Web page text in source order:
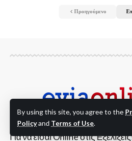
By using this site, you agree to the
Policyand Terms of Use.
Προηγούμενο
Για να είσαι Online στις